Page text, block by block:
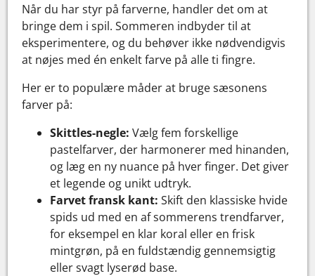
Når du har styr på farverne, handler det om at
bringe dem i spil. Sommeren indbyder til at
eksperimentere, og du behøver ikke nødvendigvis
at nøjes med én enkelt farve på alle ti fingre.
Her er to populære måder at bruge sæsonens
farver på:
Skittles-negle: Vælg fem forskellige
pastelfarver, der harmonerer med hinanden,
og læg en ny nuance på hver finger. Det giver
et legende og unikt udtryk.
Farvet fransk kant: Skift den klassiske hvide
spids ud med en af sommerens trendfarver,
for eksempel en klar koral eller en frisk
mintgrøn, på en fuldstændig gennemsigtig
eller svagt lyserød base.